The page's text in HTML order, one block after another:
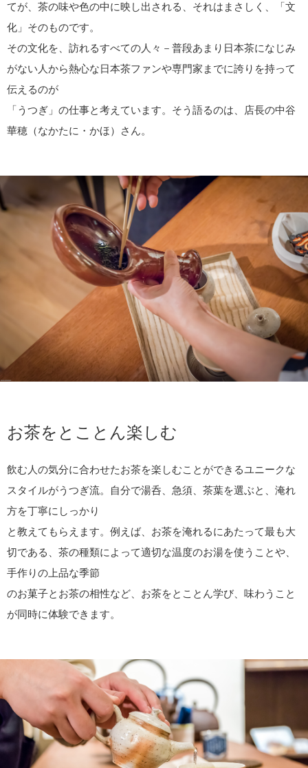
てが、茶の味や色の中に映し出される、それはまさしく、「文
化」そのものです。
その文化を、訪れるすべての人々－普段あまり日本茶になじみ
がない人から熱心な日本茶ファンや専門家までに誇りを持って
伝えるのが
「うつぎ」の仕事と考えています。そう語るのは、店長の中谷
華穂（なかたに・かほ）さん。
お茶をとことん楽しむ
飲む人の気分に合わせたお茶を楽しむことができるユニークな
スタイルがうつぎ流。自分で湯呑、急須、茶葉を選ぶと、淹れ
方を丁寧にしっかり
と教えてもらえます。例えば、お茶を淹れるにあたって最も大
切である、茶の種類によって適切な温度のお湯を使うことや、
手作りの上品な季節
のお菓子とお茶の相性など、お茶をとことん学び、味わうこと
が同時に体験できます。